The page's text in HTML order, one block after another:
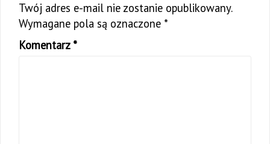
Twój adres e-mail nie zostanie opublikowany.
Wymagane pola są oznaczone *
Komentarz *